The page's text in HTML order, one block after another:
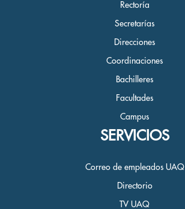
Rectoría
Secretarías
Direcciones
Coordinaciones
Bachilleres
Facultades
Campus
SERVICIOS
Correo de empleados UAQ
Directorio
TV UAQ